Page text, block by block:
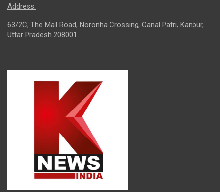
Address:
63/2C, The Mall Road, Noronha Crossing, Canal Patri, Kanpur,
Uttar Pradesh 208001